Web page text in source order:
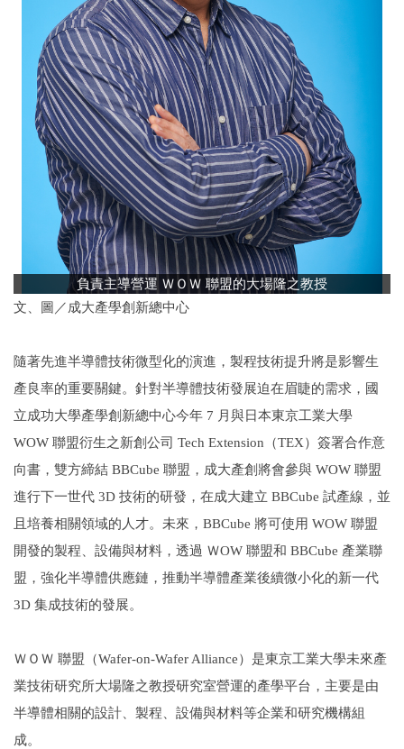
負責主導營運 ＷＯＷ 聯盟的大場隆之教授
文、圖／成大產學創新總中心
隨著先進半導體技術微型化的演進，製程技術提升將是影響生
產良率的重要關鍵。針對半導體技術發展迫在眉睫的需求，國
立成功大學產學創新總中心今年 7 月與日本東京工業大學
WOW 聯盟衍生之新創公司 Tech Extension（TEX）簽署合作意
向書，雙方締結 BBCube 聯盟，成大產創將會參與 WOW 聯盟
進行下一世代 3D 技術的研發，在成大建立 BBCube 試產線，並
且培養相關領域的人才。未來，BBCube 將可使用 WOW 聯盟
開發的製程、設備與材料，透過 ＷOW 聯盟和 BBCube 產業聯
盟，強化半導體供應鏈，推動半導體產業後續微小化的新一代
3D 集成技術的發展。
ＷＯＷ 聯盟（Wafer-on-Wafer Alliance）是東京工業大學未來產
業技術研究所大場隆之教授研究室營運的產學平台，主要是由
半導體相關的設計、製程、設備與材料等企業和研究機構組
成。